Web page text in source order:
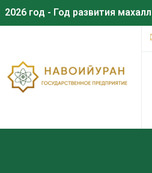
2026 год - Год развития